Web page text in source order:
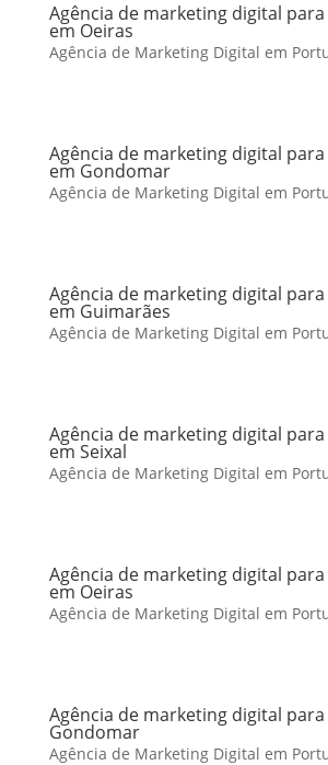
Agência de marketing digital
em Oeiras
Agência de Marketing Digital em
Agência de marketing digital
em Gondomar
Agência de Marketing Digital em
Agência de marketing digital
em Guimarães
Agência de Marketing Digital em
Agência de marketing digital
em Seixal
Agência de Marketing Digital em
Agência de marketing digital
em Oeiras
Agência de Marketing Digital em
Agência de marketing digital para
Gondomar
Agência de Marketing Digital em